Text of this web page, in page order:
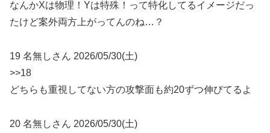
なんかXは物理！Yは特殊！って特化してるイメージだっ
たけど案外両方上がってんのね…？
19 名無しさん 2026/05/30(土)
>>18
どちらも重視してない方の攻撃面も約20ずつ伸びてるよ
20 名無しさん 2026/05/30(土)